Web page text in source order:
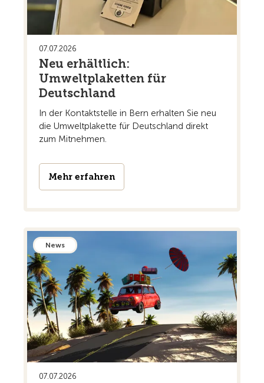
07.07.2026
Neu erhältlich:
Umweltplaketten für
Deutschland
In der Kontaktstelle in Bern erhalten Sie neu
die Umweltplakette für Deutschland direkt
zum Mitnehmen.
Mehr erfahren
News
07.07.2026